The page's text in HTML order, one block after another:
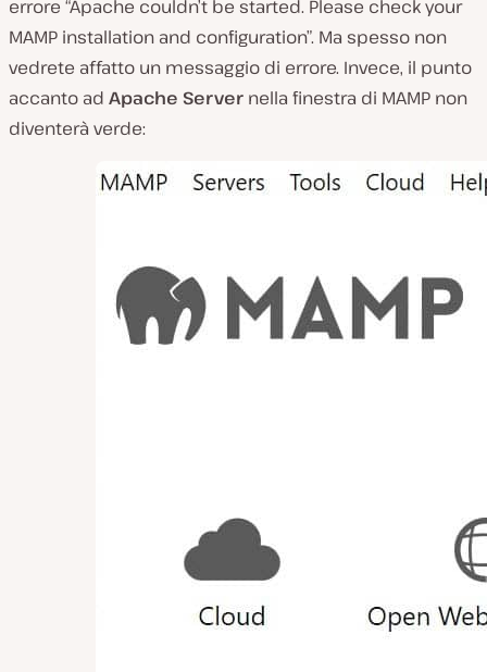
errore “Apache couldn’t be started. Please check your
MAMP installation and configuration”. Ma spesso non
vedrete affatto un messaggio di errore. Invece, il punto
accanto ad Apache Server nella finestra di MAMP non
diventerà verde: